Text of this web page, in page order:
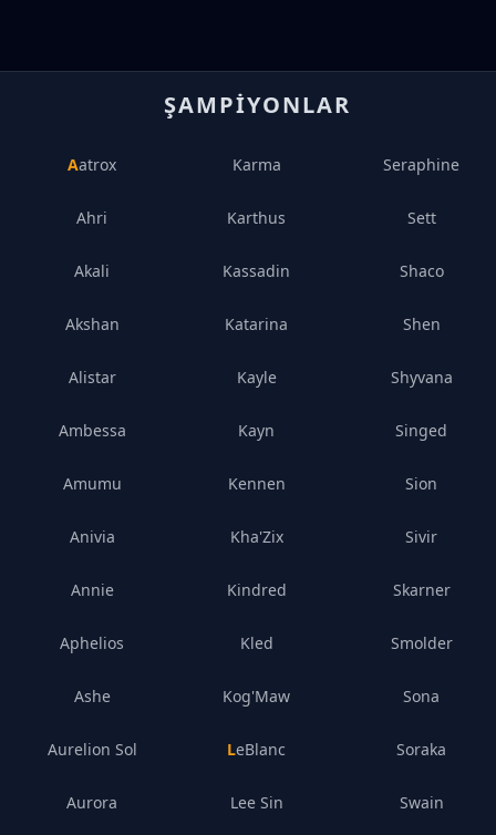
ŞAMPIYONLAR
Aatrox
Ahri
Akali
Akshan
Alistar
Ambessa
Amumu
Anivia
Annie
Aphelios
Ashe
Aurelion Sol
Aurora
Karma
Karthus
Kassadin
Katarina
Kayle
Kayn
Kennen
Kha'Zix
Kindred
Kled
Kog'Maw
LeBlanc
Lee Sin
Seraphine
Sett
Shaco
Shen
Shyvana
Singed
Sion
Sivir
Skarner
Smolder
Sona
Soraka
Swain